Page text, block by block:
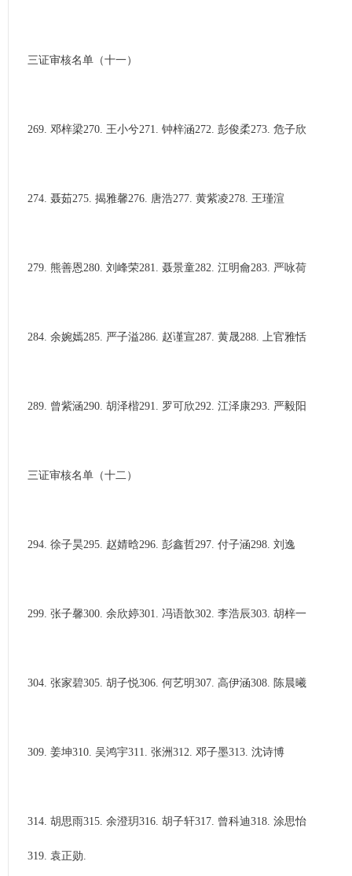
三证审核名单（十一）
269. 邓梓梁270. 王小兮271. 钟梓涵272. 彭俊柔273. 危子欣
274. 聂茹275. 揭雅馨276. 唐浩277. 黄紫凌278. 王瑾渲
279. 熊善恩280. 刘峰荣281. 聂景童282. 江明龠283. 严咏荷
284. 余婉嫣285. 严子溢286. 赵谨宣287. 黄晟288. 上官雅恬
289. 曾紫涵290. 胡泽楷291. 罗可欣292. 江泽康293. 严毅阳
三证审核名单（十二）
294. 徐子昊295. 赵婧晗296. 彭鑫哲297. 付子涵298. 刘逸
299. 张子馨300. 余欣婷301. 冯语歆302. 李浩辰303. 胡梓一
304. 张家碧305. 胡子悦306. 何艺明307. 高伊涵308. 陈晨曦
309. 姜坤310. 吴鸿宇311. 张洲312. 邓子墨313. 沈诗博
314. 胡思雨315. 余澄玥316. 胡子轩317. 曾科迪318. 涂思怡
319. 袁正勋.